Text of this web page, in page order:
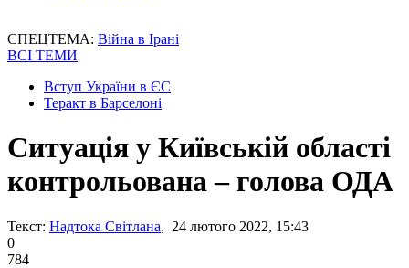
СПЕЦТЕМА: Війна в Ірані
ВСІ ТЕМИ
Вступ України в ЄС
Теракт в Барселоні
Ситуація у Київській області
контрольована – голова ОДА
Текст: Надтока Світлана, 24 лютого 2022, 15:43
0
784